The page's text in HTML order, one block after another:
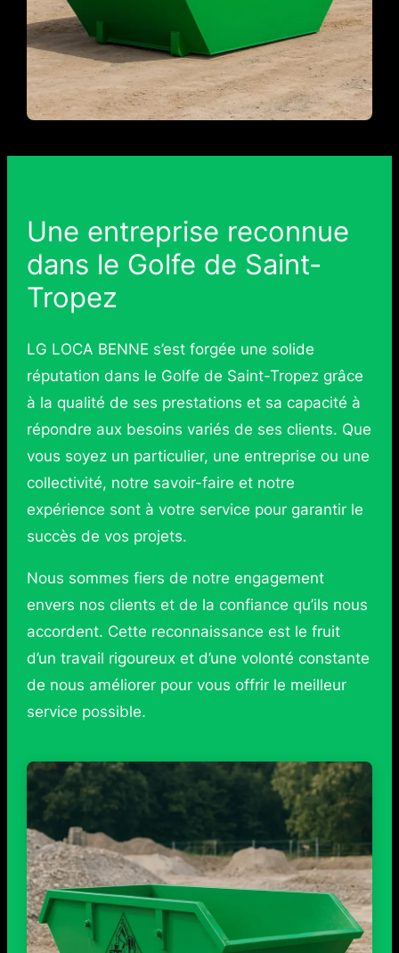
Une entreprise reconnue
dans le Golfe de Saint-
Tropez
LG LOCA BENNE s’est forgée une solide
réputation dans le Golfe de Saint-Tropez grâce
à la qualité de ses prestations et sa capacité à
répondre aux besoins variés de ses clients. Que
vous soyez un particulier, une entreprise ou une
collectivité, notre savoir-faire et notre
expérience sont à votre service pour garantir le
succès de vos projets.
Nous sommes fiers de notre engagement
envers nos clients et de la confiance qu’ils nous
accordent. Cette reconnaissance est le fruit
d’un travail rigoureux et d’une volonté constante
de nous améliorer pour vous offrir le meilleur
service possible.